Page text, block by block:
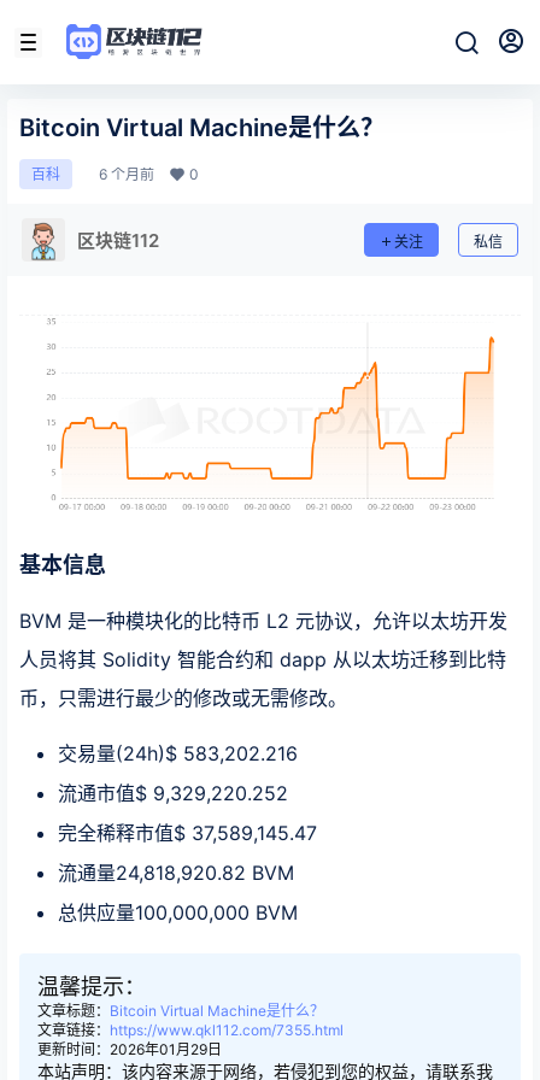
Bitcoin Virtual Machine是什么？
百科 6 个月前 0
区块链112 关注 私信
基本信息
BVM 是一种模块化的比特币 L2 元协议，允许以太坊开发
人员将其 Solidity 智能合约和 dapp 从以太坊迁移到比特
币，只需进行最少的修改或无需修改。
交易量(24h)$ 583,202.216
流通市值$ 9,329,220.252
完全稀释市值$ 37,589,145.47
流通量24,818,920.82 BVM
总供应量100,000,000 BVM
温馨提示：
文章标题： Bitcoin Virtual Machine是什么？
文章链接： https://www.qkl112.com/7355.html
更新时间：2026年01月29日
本站声明：该内容来源于网络，若侵犯到您的权益，请联系我